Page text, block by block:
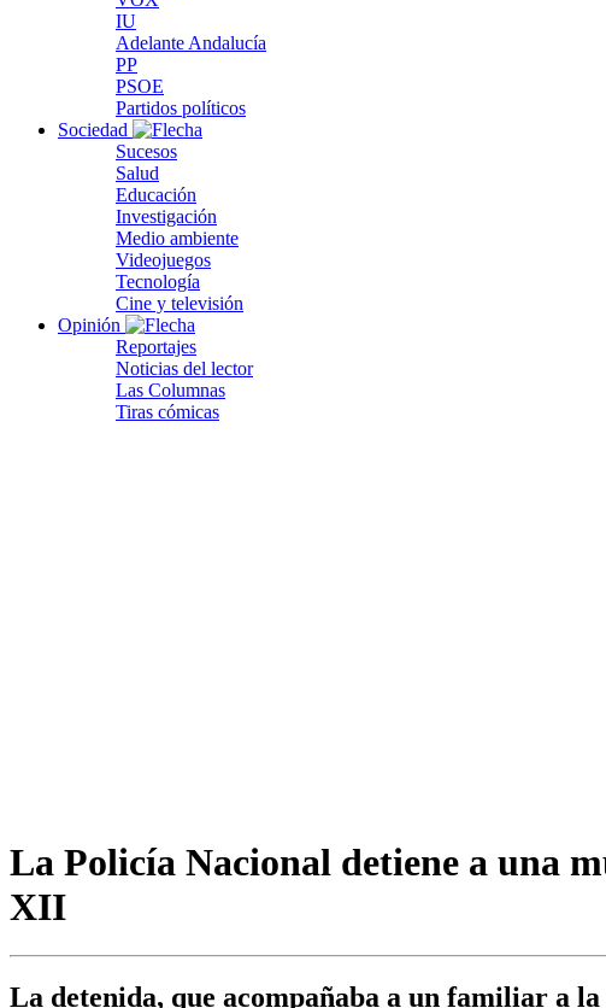
IU
Adelante Andalucía
PP
PSOE
Partidos políticos
Sociedad
Sucesos
Salud
Educación
Investigación
Medio ambiente
Videojuegos
Tecnología
Cine y televisión
Opinión
Reportajes
Noticias del lector
Las Columnas
Tiras cómicas
La Policía Nacional detiene a una
XII
La detenida, que acompañaba a un familiar a